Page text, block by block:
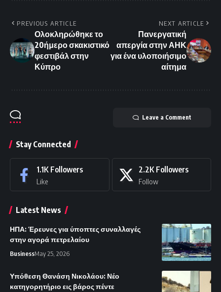
PREVIOUS ARTICLE
Ολοκληρώθηκε το
20ήμερο σκακιστικό
φεστιβάλ στην
Κύπρο
NEXT ARTICLE
Πανεργατική
απεργία στην ΑΗΚ
για ένα υλοποιήσιμο
αίτημα
Leave a Comment
Stay Connected
1.1K Followers
Like
2.2K Followers
Follow
Latest News
ΗΠΑ: Έρευνες για ύποπτες συναλλαγές
στην αγορά πετρελαίου
BusinessMay 25, 2026
Υπόθεση Θανάση Νικολάου: Νέο
κατηγορητήριο εις βάρος πέντε